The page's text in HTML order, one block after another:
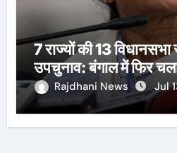
7 राज्यों की 13 विधानसभा
उपचुनाव: बंगाल में फिर चला
Rajdhani News Jul